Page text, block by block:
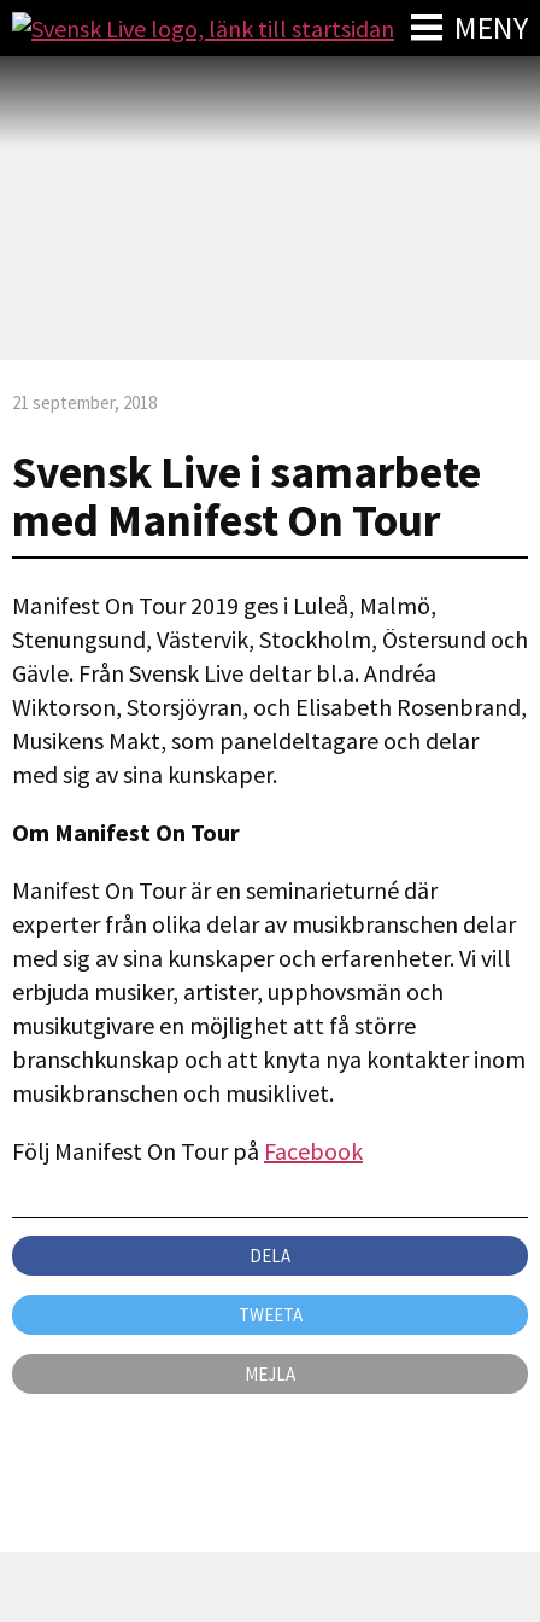
MENY
21 september, 2018
Svensk Live i samarbete
med Manifest On Tour
Manifest On Tour 2019 ges i Luleå, Malmö,
Stenungsund, Västervik, Stockholm, Östersund och
Gävle. Från Svensk Live deltar bl.a. Andréa
Wiktorson, Storsjöyran, och Elisabeth Rosenbrand,
Musikens Makt, som paneldeltagare och delar
med sig av sina kunskaper.
Om Manifest On Tour
Manifest On Tour är en seminarieturné där
experter från olika delar av musikbranschen delar
med sig av sina kunskaper och erfarenheter. Vi vill
erbjuda musiker, artister, upphovsmän och
musikutgivare en möjlighet att få större
branschkunskap och att knyta nya kontakter inom
musikbranschen och musiklivet.
Följ Manifest On Tour på Facebook
DELA
TWEETA
MEJLA